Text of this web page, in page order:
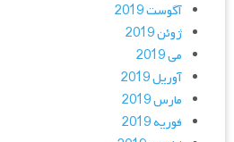
آگوست 2019
ژوئن 2019
می 2019
آوریل 2019
مارس 2019
فوریه 2019